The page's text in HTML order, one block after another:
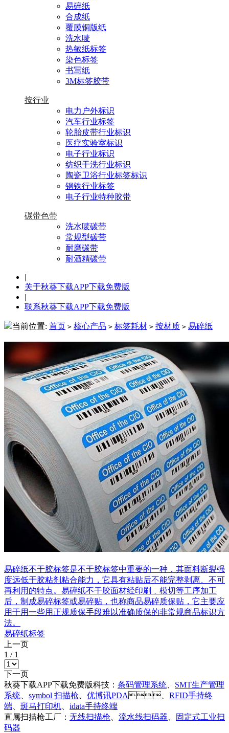
易碎纸
合成纸
覆膜铜版纸
洗水唛
热敏纸标签
染色标签
书写纸
3M标签胶带
按行业
电力户外标识
汽车行业标签
轮胎皮带行业标识
医疗实验室标识
电子行业标识
纺织干洗行业标识
陶瓷卫浴行业标签标识
钢铁行业标签
电子行业特种胶带
碳带色带
洗水唛碳带
常规型碳带
耐磨碳带
耐酒精碳带
|
关于秋葵下载APP下载免费版
|
联系秋葵下载APP下载免费版
当前位置: 首页 > 核心产品 > 标签耗材 > 按材质 > 易碎纸
易碎纸不干胶标签是不干胶标签中重要的一种，其面料断裂强
度远低于胶粘剂粘合能力，它具有粘贴后不能完整剥离、不可
再利用的特点。易碎纸不干胶面材经印刷﹑模切等工序加工
后，制成易碎标签或易碎贴，也称商品易碎质保贴，它主要应
用于用一些用正规质保手段难以准确质保的非常规商品标识方
法。
易碎纸标签
上一页
1 / 1
下一页
秋葵下载APP下载免费版科技： 条码管理系统
SMT生产管理
系统
symbol 扫描枪 优博讯PDA、 RFID手持终
端
斑马打印机
idata手持终端
直属扫描枪工厂： 无线扫描枪 流水线扫码器
固定式工业扫
码器